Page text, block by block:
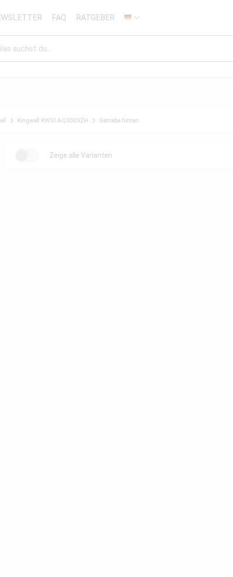
FAQ RATGEBER DE
Kingwell KWS14-Q300SZH Getriebe hinten
Zeige alle Varianten